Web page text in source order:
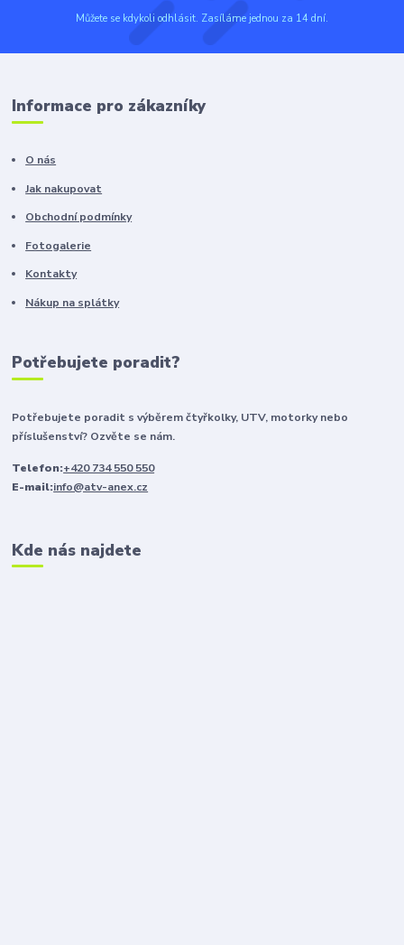
Můžete se kdykoli odhlásit. Zasíláme jednou za 14 dní.
Informace pro zákazníky
O nás
Jak nakupovat
Obchodní podmínky
Fotogalerie
Kontakty
Nákup na splátky
Potřebujete poradit?
Potřebujete poradit s výběrem čtyřkolky, UTV, motorky nebo
příslušenství? Ozvěte se nám.
Telefon:+420 734 550 550
E-mail:info@atv-anex.cz
Kde nás najdete